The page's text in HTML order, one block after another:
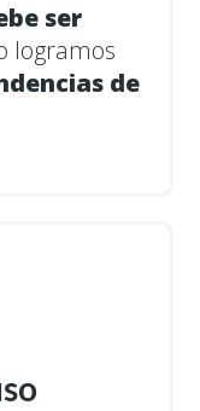
ser
logramos
de